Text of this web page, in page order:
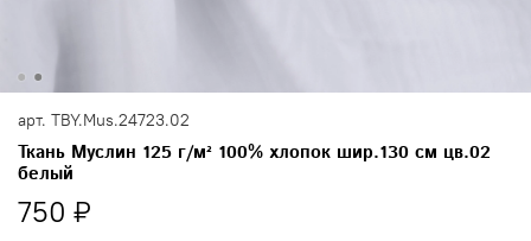
арт. TBY.Mus.24723.02
Ткань Муслин 125 г/м² 100% хлопок шир.130 см цв.02
белый
750 ₽